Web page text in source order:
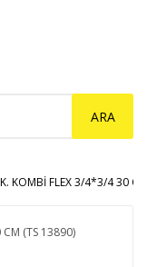
ARA
KOMBİ FLEX 3/4*3/4 30